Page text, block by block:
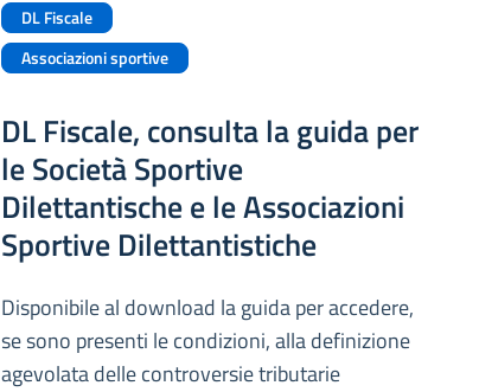
DL Fiscale
Associazioni sportive
DL Fiscale, consulta la guida per
le Società Sportive
Dilettantische e le Associazioni
Sportive Dilettantistiche
Disponibile al download la guida per accedere,
se sono presenti le condizioni, alla definizione
agevolata delle controversie tributarie